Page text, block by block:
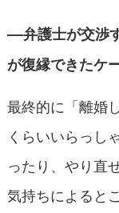
––弁護士が交渉
が復縁できたケ
最終的に「離婚
くらいいらっし
ったり、やり直
気持ちによると